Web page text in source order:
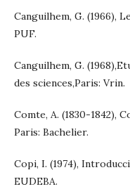
Canguilhem, G. (1966),
PUF.
Canguilhem, G.
des sciences,Paris: Vrin.
Comte, A. (1830-1842),
Paris: Bachelier.
Copi, I. (1974),
EUDEBA.